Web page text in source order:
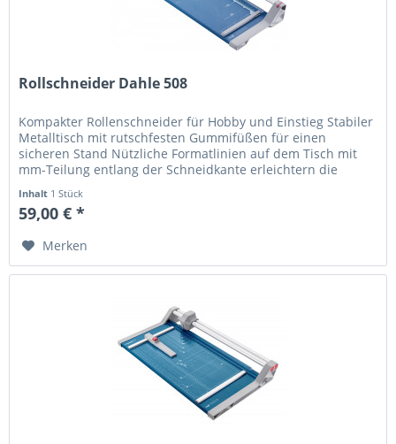
Rollschneider Dahle 508
Kompakter Rollenschneider für Hobby und Einstieg Stabiler
Metalltisch mit rutschfesten Gummifüßen für einen
sicheren Stand Nützliche Formatlinien auf dem Tisch mit
mm-Teilung entlang der Schneidkante erleichtern die
Inhalt 1 Stück
59,00 € *
Merken